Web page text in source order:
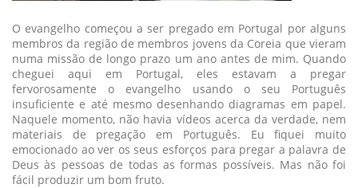
O evangelho começou a ser pregado em Portugal por alguns
membros da região de membros jovens da Coreia que vieram
numa missão de longo prazo um ano antes de mim. Quando
cheguei aqui em Portugal, eles estavam a pregar
fervorosamente o evangelho usando o seu Português
insuficiente e até mesmo desenhando diagramas em papel.
Naquele momento, não havia vídeos acerca da verdade, nem
materiais de pregação em Português. Eu fiquei muito
emocionado ao ver os seus esforços para pregar a palavra de
Deus às pessoas de todas as formas possíveis. Mas não foi
fácil produzir um bom fruto.